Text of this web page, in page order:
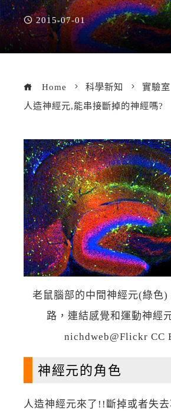
2015-07-01
Home 科學新知
實驗室
人造神經元,能串接斷掉的神經嗎?
老鼠腦部的中間神經元(綠色)
路，連結感覺和運動神經
nichdweb@Flickr CC
神經元的角色
人造神經元來了!!斷掉或者失去